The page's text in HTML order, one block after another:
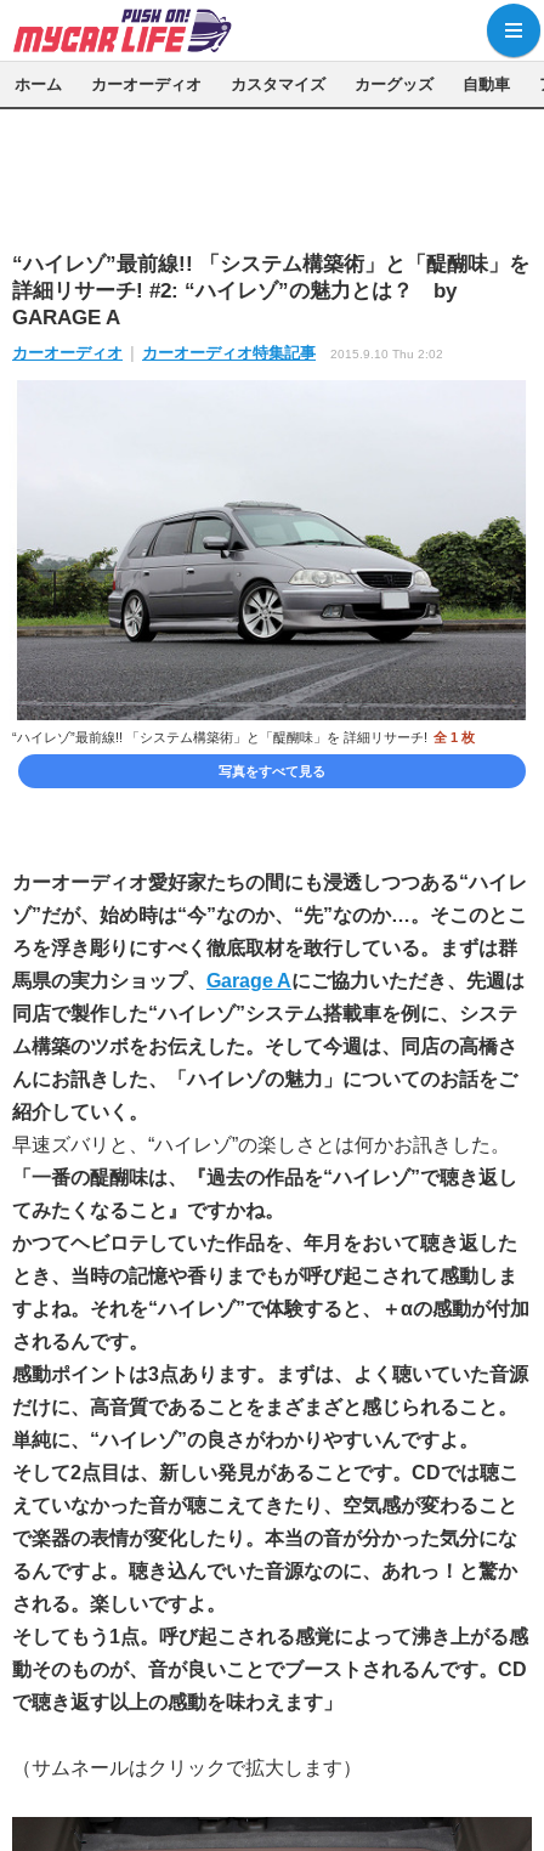
ホーム カーオーディオ カスタマイズ カーグッズ 自動車
“ハイレゾ”最前線!! 「システム構築術」と「醍醐味」を
詳細リサーチ! #2: “ハイレゾ”の魅力とは？ by
GARAGE A
カーオーディオ カーオーディオ特集記事 2015.9.10 Thu 2:02
“ハイレゾ”最前線!! 「システム構築術」と「醍醐味」を 詳細リサーチ! 全 1 枚
写真をすべて見る
カーオーディオ愛好家たちの間にも浸透しつつある“ハイレ
ゾ”だが、始め時は“今”なのか、“先”なのか…。そこのとこ
ろを浮き彫りにすべく徹底取材を敢行している。まずは群
馬県の実力ショップ、 Garage Aにご協力いただき、先週は
同店で製作した“ハイレゾ”システム搭載車を例に、システ
ム構築のツボをお伝えした。そして今週は、同店の高橋さ
んにお訊きした、「ハイレゾの魅力」についてのお話をご
紹介していく。
早速ズバリと、“ハイレゾ”の楽しさとは何かお訊きした。
「一番の醍醐味は、『過去の作品を“ハイレゾ”で聴き返し
てみたくなること』ですかね。
かつてヘビロテしていた作品を、年月をおいて聴き返した
とき、当時の記憶や香りまでもが呼び起こされて感動しま
すよね。それを“ハイレゾ”で体験すると、＋αの感動が付加
されるんです。
感動ポイントは3点あります。まずは、よく聴いていた音源
だけに、高音質であることをまざまざと感じられること。
単純に、“ハイレゾ”の良さがわかりやすいんですよ。
そして2点目は、新しい発見があることです。CDでは聴こ
えていなかった音が聴こえてきたり、空気感が変わること
で楽器の表情が変化したり。本当の音が分かった気分にな
るんですよ。聴き込んでいた音源なのに、あれっ！と驚か
される。楽しいですよ。
そしてもう1点。呼び起こされる感覚によって沸き上がる感
動そのものが、音が良いことでブーストされるんです。CD
で聴き返す以上の感動を味わえます」
（サムネールはクリックで拡大します）